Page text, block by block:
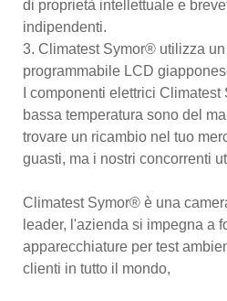
di proprietà intellettuale e
indipendenti.
3. Climatest Symor® utilizza
programmabile LCD
I componenti elettrici
bassa temperatura sono del
trovare un ricambio nel tuo
guasti, ma i nostri concorrenti
Climatest Symor® è una
leader, l'azienda si impegna a
apparecchiature per test
clienti in tutto il mondo,